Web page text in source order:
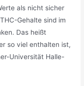
als nicht sicher
Gehalte sind im
Das heißt
so viel enthalten ist,
Universität Halle-